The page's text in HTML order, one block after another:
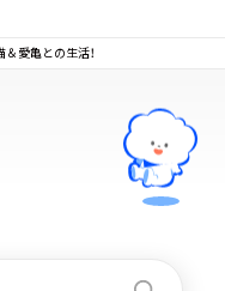
＆愛亀との生活！